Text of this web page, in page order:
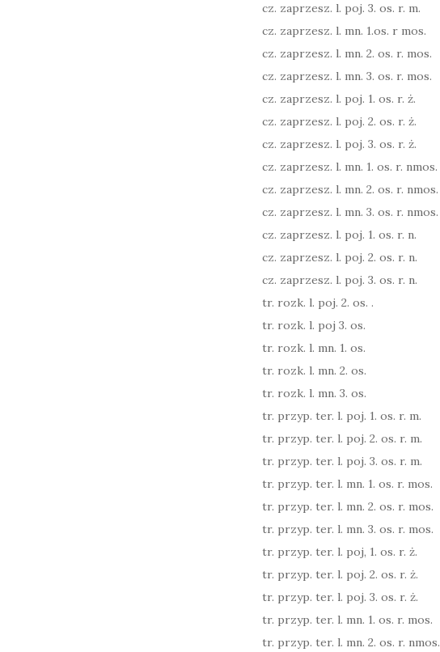
cz. zaprzesz. l. poj. 3. os. r. m.
cz. zaprzesz. l. mn. 1.os. r mos.
cz. zaprzesz. l. mn. 2. os. r. mos.
cz. zaprzesz. l. mn. 3. os. r. mos.
cz. zaprzesz. l. poj. 1. os. r. ż.
cz. zaprzesz. l. poj. 2. os. r. ż.
cz. zaprzesz. l. poj. 3. os. r. ż.
cz. zaprzesz. l. mn. 1. os. r. nmos.
cz. zaprzesz. l. mn. 2. os. r. nmos.
cz. zaprzesz. l. mn. 3. os. r. nmos.
cz. zaprzesz. l. poj. 1. os. r. n.
cz. zaprzesz. l. poj. 2. os. r. n.
cz. zaprzesz. l. poj. 3. os. r. n.
tr. rozk. l. poj. 2. os. .
tr. rozk. l. poj 3. os.
tr. rozk. l. mn. 1. os.
tr. rozk. l. mn. 2. os.
tr. rozk. l. mn. 3. os.
tr. przyp. ter. l. poj. 1. os. r. m.
tr. przyp. ter. l. poj. 2. os. r. m.
tr. przyp. ter. l. poj. 3. os. r. m.
tr. przyp. ter. l. mn. 1. os. r. mos.
tr. przyp. ter. l. mn. 2. os. r. mos.
tr. przyp. ter. l. mn. 3. os. r. mos.
tr. przyp. ter. l. poj, 1. os. r. ż.
tr. przyp. ter. l. poj. 2. os. r. ż.
tr. przyp. ter. l. poj. 3. os. r. ż.
tr. przyp. ter. l. mn. 1. os. r. mos.
tr. przyp. ter. l. mn. 2. os. r. nmos.